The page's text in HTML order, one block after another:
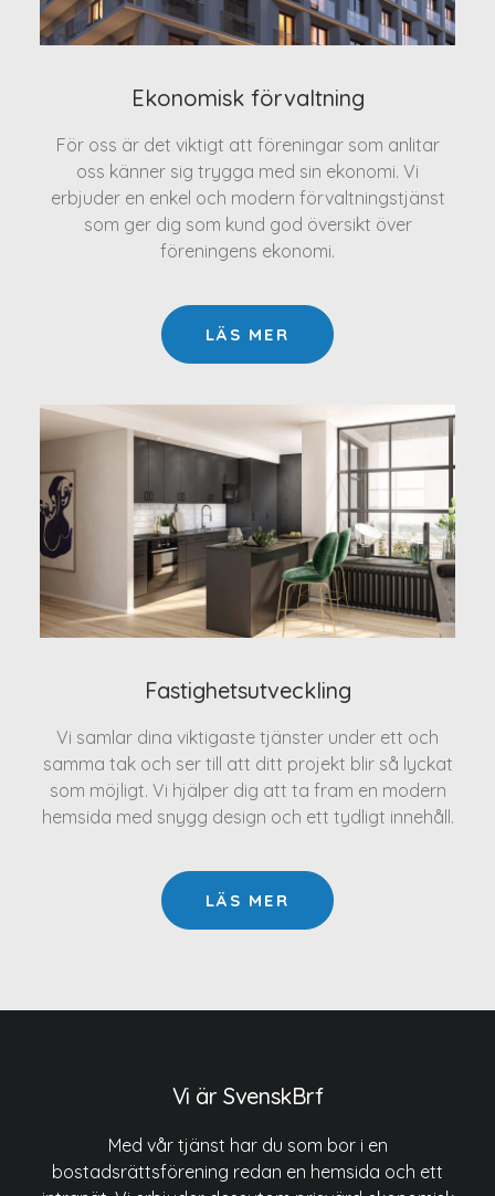
Ekonomisk förvaltning
För oss är det viktigt att föreningar som anlitar
oss känner sig trygga med sin ekonomi. Vi
erbjuder en enkel och modern förvaltningstjänst
som ger dig som kund god översikt över
föreningens ekonomi.
LÄS MER
Fastighetsutveckling
Vi samlar dina viktigaste tjänster under ett och
samma tak och ser till att ditt projekt blir så lyckat
som möjligt. Vi hjälper dig att ta fram en modern
hemsida med snygg design och ett tydligt innehåll.
LÄS MER
Vi är SvenskBrf
Med vår tjänst har du som bor i en
bostadsrättsförening redan en hemsida och ett